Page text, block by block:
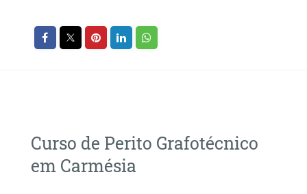
Curso de Perito Grafotécnico
em Carmésia